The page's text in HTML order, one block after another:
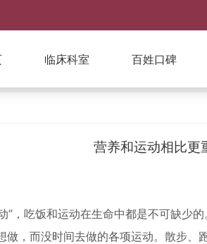
临床科室 百姓口碑
营养和运动相比更
”，吃饭和运动在生命中都是不可缺少
做，而没时间去做的各项运动。散步、